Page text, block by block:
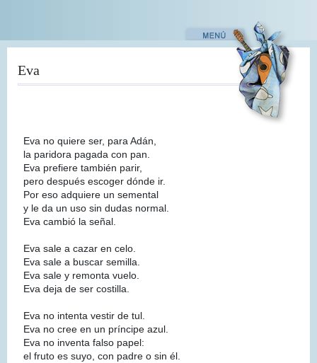
contenido
Eva
Eva no quiere ser, para Adán,
la paridora pagada con pan.
Eva prefiere también parir,
pero después escoger dónde ir.
Por eso adquiere un semental
y le da un uso sin dudas normal.
Eva cambió la señal.
Eva sale a cazar en celo.
Eva sale a buscar semilla.
Eva sale y remonta vuelo.
Eva deja de ser costilla.
Eva no intenta vestir de tul.
Eva no cree en un príncipe azul.
Eva no inventa falso papel:
el fruto es suyo, con padre o sin él.